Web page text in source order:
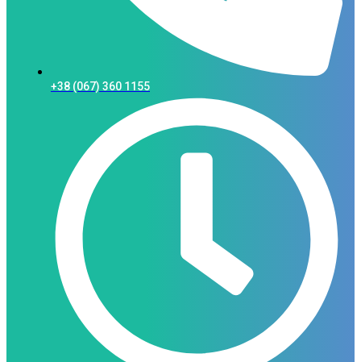
+38 (067) 360 1155